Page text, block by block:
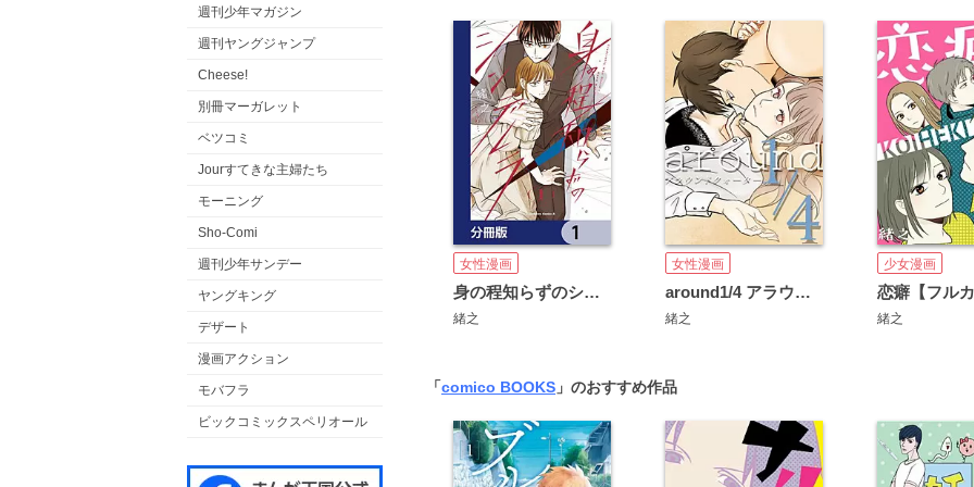
週刊少年マガジン
週刊ヤングジャンプ
Cheese!
別冊マーガレット
ベツコミ
Jourすてきな主婦たち
モーニング
Sho-Comi
週刊少年サンデー
ヤングキング
デザート
漫画アクション
モバフラ
ビックコミックスペリオール
女性漫画
身の程知らずのシンデレラ【分冊版】
緒之
女性漫画
around1/4 アラウンドクォーター【タテヨミ】
緒之
少女漫画
恋癖【フル
緒之
「comico BOOKS 」のおすすめ作品